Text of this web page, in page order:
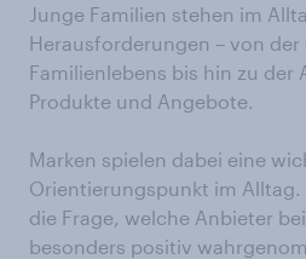
Junge Familien stehen im
Herausforderungen – von
Familienlebens bis hin zu der
Produkte und Angebote.
Marken spielen dabei eine
Orientierungspunkt im Alltag.
die Frage, welche Anbieter
besonders positiv